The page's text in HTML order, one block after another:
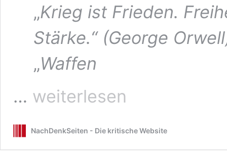
„Krieg ist Frieden.
Stärke.“ (George
„Waffen
…
im
weiterlesen
NachDenkSeiten - Die kritische Website